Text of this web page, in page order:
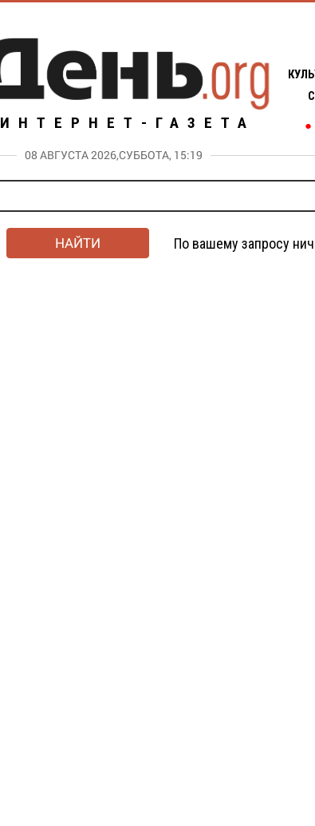
ИНТЕРНЕТ-ГАЗЕТА ●
08 АВГУСТА 2026,СУББОТА, 15:19
НАЙТИ По вашему запросу